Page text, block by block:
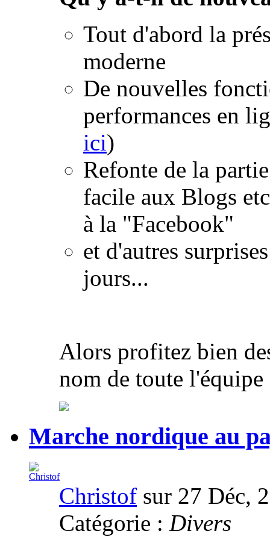
Tout d'abord la
moderne
De nouvelles
performances en
ici)
Refonte de la
facile aux Blogs
à la "Facebook"
et d'autres
jours...
Alors profitez bien
nom de toute l'équipe
Marche nordique au
Christof sur 27 Déc,
Catégorie : Divers